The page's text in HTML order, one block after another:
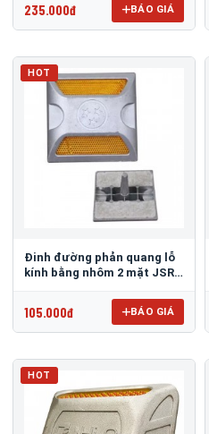
235.000đ BÁO GIÁ
HOT
Đinh đường phản quang lỗ
kính bằng nhôm 2 mặt JSR-
105.000đ BÁO GIÁ
HOT